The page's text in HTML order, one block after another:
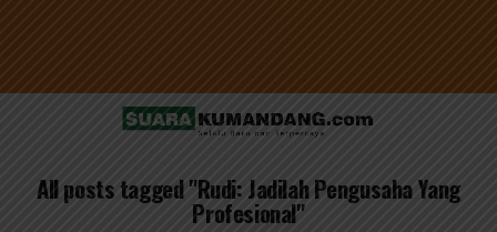
All posts tagged "Rudi: Jadilah Pengusaha Yang
Profesional"